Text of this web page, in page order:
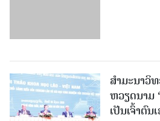
ສຳມະນາວິ
ຫວຽດນາມ
ເປັນເຈົ້າຕົນ